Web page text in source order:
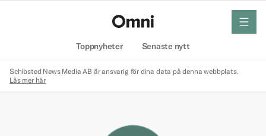
Toppnyheter Senaste nytt
meny
Schibsted News Media AB är ansvarig för dina data på denna webbplats.
Läs mer här